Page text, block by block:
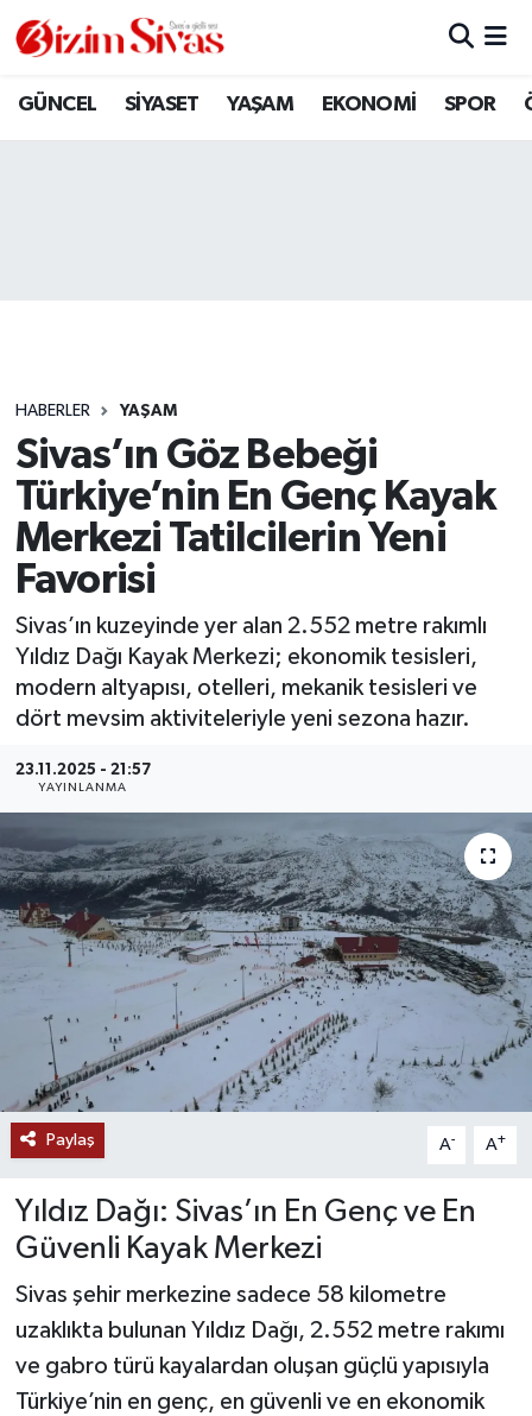
GÜNCEL SİYASET YAŞAM EKONOMİ SPOR
HABERLER YAŞAM
Sivas’ın Göz Bebeği
Türkiye’nin En Genç Kayak
Merkezi Tatilcilerin Yeni
Favorisi
Sivas’ın kuzeyinde yer alan 2.552 metre rakımlı
Yıldız Dağı Kayak Merkezi; ekonomik tesisleri,
modern altyapısı, otelleri, mekanik tesisleri ve
dört mevsim aktiviteleriyle yeni sezona hazır.
23.11.2025 - 21:57
YAYINLANMA
Paylaş A- A+
Yıldız Dağı: Sivas’ın En Genç ve En
Güvenli Kayak Merkezi
Sivas şehir merkezine sadece 58 kilometre
uzaklıkta bulunan Yıldız Dağı, 2.552 metre rakımı
ve gabro türü kayalardan oluşan güçlü yapısıyla
Türkiye’nin en genç, en güvenli ve en ekonomik
ARAMIZDAN AYRILANLAR
GÜNCEL
KÜLTÜR
MAGAZİN
ÖZEL HABER
RESMİ İLANLAR
SİYASET
SOSYAL YARDIMLAR
SPONSORLU YAZI
SPOR
TEKNOLOJİ
YAŞAM
Sivas Nöbetçi Eczaneler
Son Dakika Haberleri
Haber Arşivi